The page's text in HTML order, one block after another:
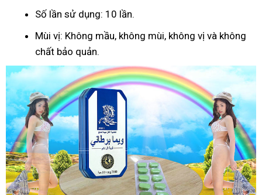
Số lần sử dụng: 10 lần.
Mùi vị: Không mầu, không mùi, không vị và không
chất bảo quản.